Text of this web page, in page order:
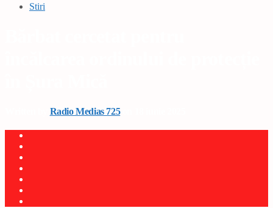
Stiri
Radio Medias 725on 18 iunie 2025